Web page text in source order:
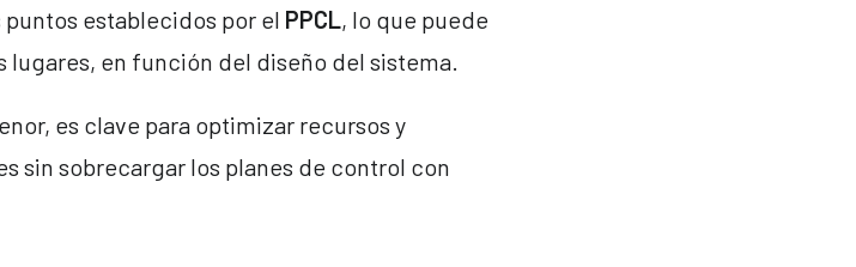
establecidos por el PPCL, lo que puede
en función del diseño del sistema.
es clave para optimizar recursos y
sin sobrecargar los planes de control con